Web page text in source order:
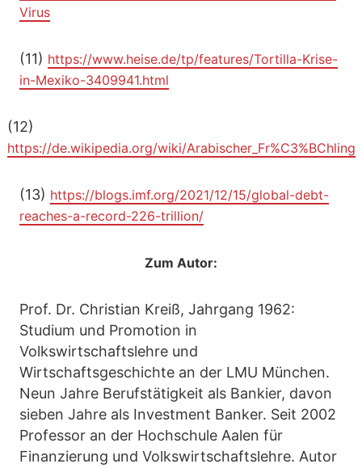
Virus
(11) https://www.heise.de/tp/features/Tortilla-Krise-
in-Mexiko-3409941.html
(12)
https://de.wikipedia.org/wiki/Arabischer_Fr%C3%BChling
(13) https://blogs.imf.org/2021/12/15/global-debt-
reaches-a-record-226-trillion/
Zum Autor:
Prof. Dr. Christian Kreiß, Jahrgang 1962:
Studium und Promotion in
Volkswirtschaftslehre und
Wirtschaftsgeschichte an der LMU München.
Neun Jahre Berufstätigkeit als Bankier, davon
sieben Jahre als Investment Banker. Seit 2002
Professor an der Hochschule Aalen für
Finanzierung und Volkswirtschaftslehre. Autor